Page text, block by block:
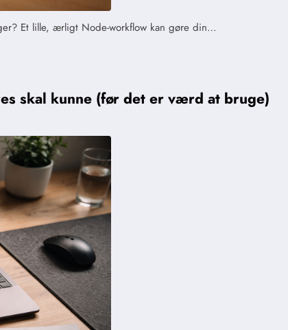
Et lille, ærligt Node-workflow kan gøre din…
skal kunne (før det er værd at bruge)